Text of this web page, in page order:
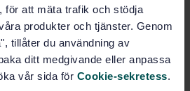
för att mäta trafik och stödja
produkter och tjänster. Genom
tillåter du användning av
ditt medgivande eller anpassa
vår sida för Cookie-sekretess.
tjänster - Tillgänglig turism för
(ISO 21902:2021, IDT)
på standarden - Läs mer